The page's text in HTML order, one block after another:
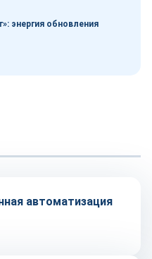
энергия обновления
автоматизация